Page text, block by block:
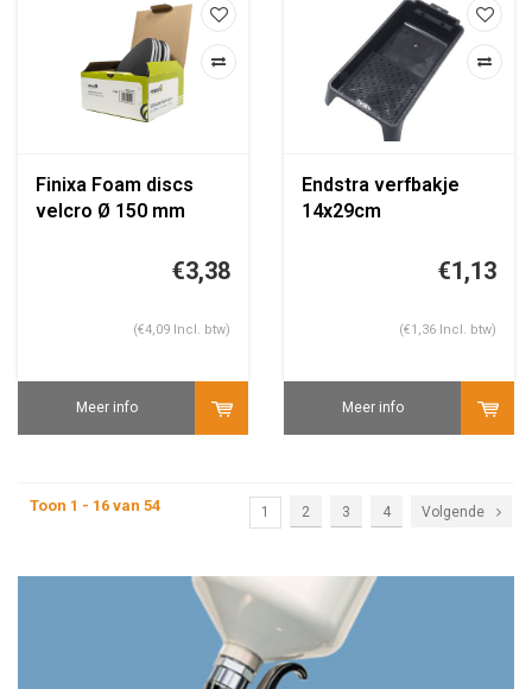
Finixa Foam discs
velcro Ø 150 mm
€3,38
(€4,09 Incl. btw)
Meer info
Endstra verfbakje
14x29cm
€1,13
(€1,36 Incl. btw)
Meer info
Toon 1 - 16 van 54 1 2 3 4 Volgende